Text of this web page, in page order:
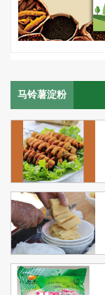
马铃薯淀粉